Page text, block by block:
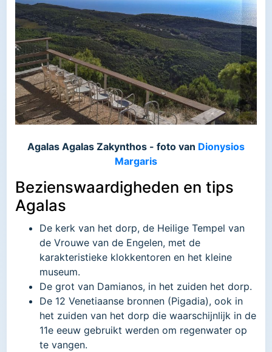
Agalas Agalas Zakynthos - foto van Dionysios
Margaris
Bezienswaardigheden en tips
Agalas
De kerk van het dorp, de Heilige Tempel van
de Vrouwe van de Engelen, met de
karakteristieke klokkentoren en het kleine
museum.
De grot van Damianos, in het zuiden het dorp.
De 12 Venetiaanse bronnen (Pigadia), ook in
het zuiden van het dorp die waarschijnlijk in de
11e eeuw gebruikt werden om regenwater op
te vangen.